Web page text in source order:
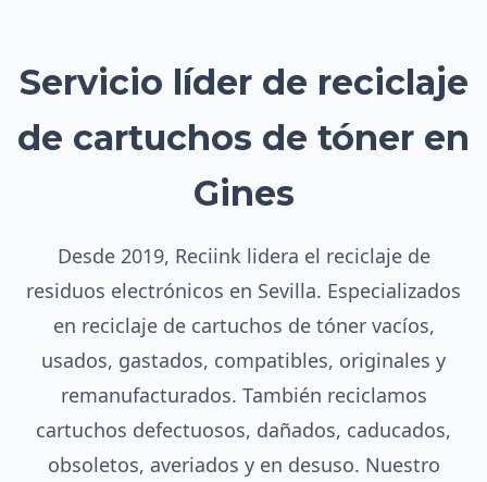
Servicio líder de reciclaje
de cartuchos de tóner en
Gines
Desde 2019, Reciink lidera el reciclaje de
residuos electrónicos en Sevilla. Especializados
en reciclaje de cartuchos de tóner vacíos,
usados, gastados, compatibles, originales y
remanufacturados. También reciclamos
cartuchos defectuosos, dañados, caducados,
obsoletos, averiados y en desuso. Nuestro